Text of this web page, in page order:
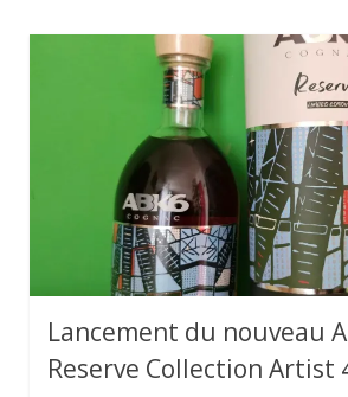
Lancement du nouveau
Reserve Collection Artist